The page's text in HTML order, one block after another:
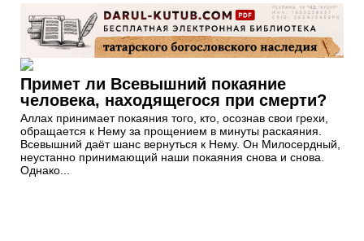
Примет ли Всевышний покаяние
человека, находящегося при смерти?
Аллах принимает покаяния того, кто, осознав свои грехи,
обращается к Нему за прощением в минуты раскаяния.
Всевышний даёт шанс вернуться к Нему. Он Милосердный,
неустанно принимающий наши покаяния снова и снова.
Однако...